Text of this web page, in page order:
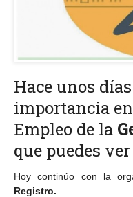
Hace unos
importancia
Empleo de la
que puedes ver
Hoy continúo con la
Registro.